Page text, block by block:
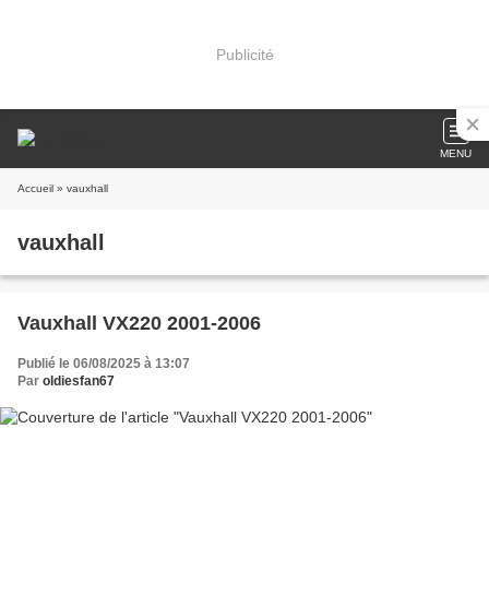
Publicité
MENU
Accueil » vauxhall
vauxhall
Vauxhall VX220 2001-2006
Publié le 06/08/2025 à 13:07
Par oldiesfan67